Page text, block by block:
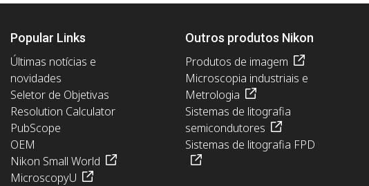
Popular Links
Últimas notícias e
novidades
Seletor de Objetivas
Resolution Calculator
PubScope
OEM
Nikon Small World
MicroscopyU
Outros produtos Nikon
Produtos de imagem
Microscopia industriais e
Metrologia
Sistemas de litografia
semicondutores
Sistemas de litografia FPD